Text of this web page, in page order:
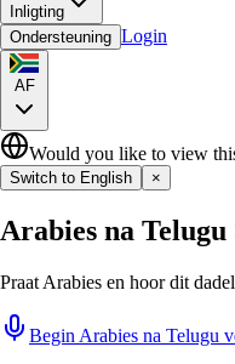
Inligting
Ondersteuning Login
AF
Would you like to view
Switch to English ×
Arabies na
Praat Arabies en hoor dit
Begin Arabies na Telugu